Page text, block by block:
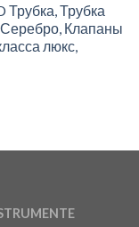
Трубка, Трубка
Клапаны
люкс,